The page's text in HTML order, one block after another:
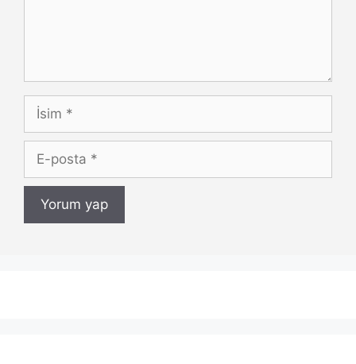
İsim
posta